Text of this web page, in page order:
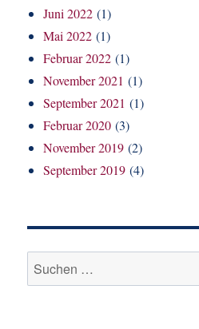
Juni 2022 (1)
Mai 2022 (1)
Februar 2022 (1)
November 2021 (1)
September 2021 (1)
Februar 2020 (3)
November 2019 (2)
September 2019 (4)
Suchen
nach: